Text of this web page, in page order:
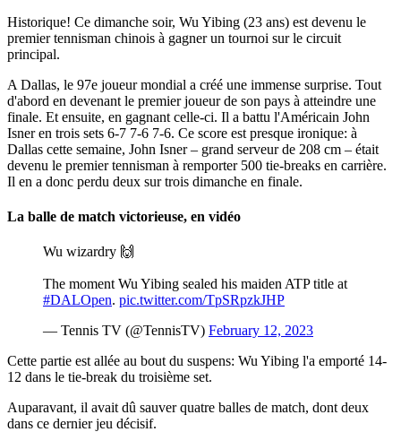
Historique! Ce dimanche soir, Wu Yibing (23 ans) est devenu le
premier tennisman chinois à gagner un tournoi sur le circuit
principal.
A Dallas, le 97e joueur mondial a créé une immense surprise. Tout
d'abord en devenant le premier joueur de son pays à atteindre une
finale. Et ensuite, en gagnant celle-ci. Il a battu l'Américain John
Isner en trois sets 6-7 7-6 7-6. Ce score est presque ironique: à
Dallas cette semaine, John Isner – grand serveur de 208 cm – était
devenu le premier tennisman à remporter 500 tie-breaks en carrière.
Il en a donc perdu deux sur trois dimanche en finale.
La balle de match victorieuse, en vidéo
Wu wizardry 🙌
The moment Wu Yibing sealed his maiden ATP title at
#DALOpen. pic.twitter.com/TpSRpzkJHP
— Tennis TV (@TennisTV) February 12, 2023
Cette partie est allée au bout du suspens: Wu Yibing l'a emporté 14-
12 dans le tie-break du troisième set.
Auparavant, il avait dû sauver quatre balles de match, dont deux
dans ce dernier jeu décisif.